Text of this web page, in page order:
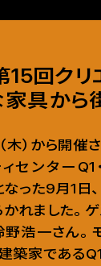
15回ク
具から
）から開催
センターQ1
った9月1日、
かれました。
野浩一さん。
築家である